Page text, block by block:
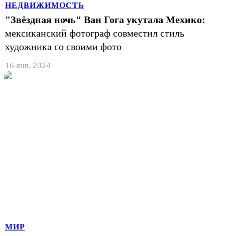
НЕДВИЖИМОСТЬ
"Звёздная ночь" Ван Гога укутала Мехико:
мексиканский фотограф совместил стиль
художника со своими фото
16 янв. 2024
МИР